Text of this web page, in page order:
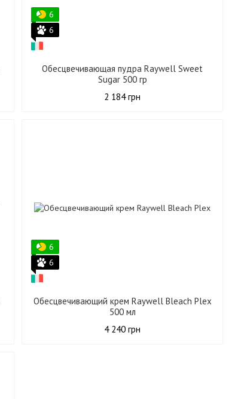
6
6
Обесцвечивающая пудра Raywell Sweet
Sugar 500 гр
2 184 грн
6
6
Обесцвечивающий крем Raywell Bleach Plex
500 мл
4 240 грн